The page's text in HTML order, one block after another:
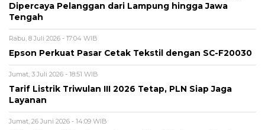
Dipercaya Pelanggan dari Lampung hingga Jawa
Tengah
Rabu, 8 Juli 2026 - 17:04 WIB
Epson Perkuat Pasar Cetak Tekstil dengan SC-F20030
Jumat, 3 Juli 2026 - 18:51 WIB
Tarif Listrik Triwulan III 2026 Tetap, PLN Siap Jaga
Layanan
Jumat, 26 Juni 2026 - 14:09 WIB